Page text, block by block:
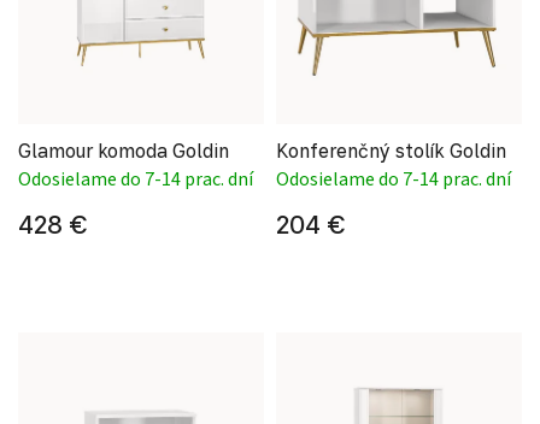
Glamour komoda Goldin
Odosielame do 7-14 prac. dní
428 €
Konferenčný stolík Goldin
Odosielame do 7-14 prac. dní
204 €